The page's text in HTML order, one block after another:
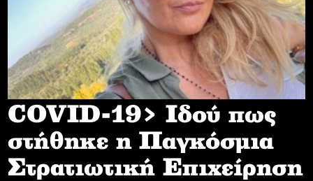
COVID-19> Iδού πως
στήθηκε η Παγκόσμια
Στρατιωτική Επιχείρηση